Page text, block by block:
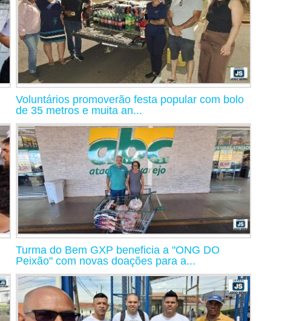
Voluntários promoverão festa popular com bolo
de 35 metros e muita an...
Turma do Bem GXP beneficia a "ONG DO
Peixão" com novas doações para a...